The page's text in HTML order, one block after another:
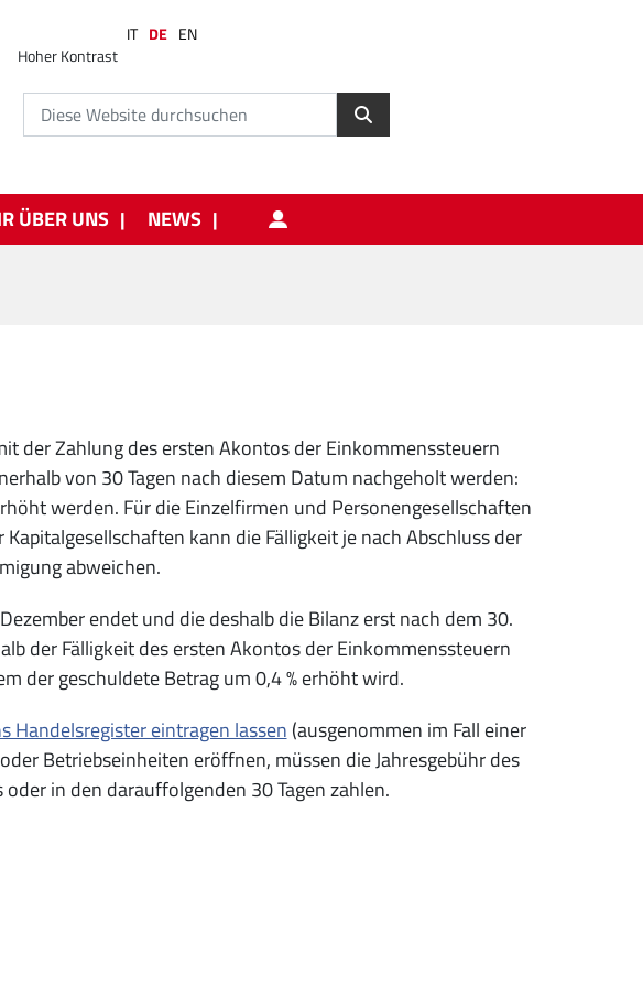
Hoher Kontrast
IT DE EN
ÜBER UNS NEWS
der Zahlung des ersten Akontos der Einkommenssteuern
von 30 Tagen nach diesem Datum nachgeholt werden:
werden. Für die Einzelfirmen und Personengesellschaften
Kapitalgesellschaften kann die Fälligkeit je nach Abschluss der
abweichen.
endet und die deshalb die Bilanz erst nach dem 30.
der Fälligkeit des ersten Akontos der Einkommenssteuern
der geschuldete Betrag um 0,4 % erhöht wird.
Handelsregister eintragen lassen (ausgenommen im Fall einer
Betriebseinheiten eröffnen, müssen die Jahresgebühr des
in den darauffolgenden 30 Tagen zahlen.